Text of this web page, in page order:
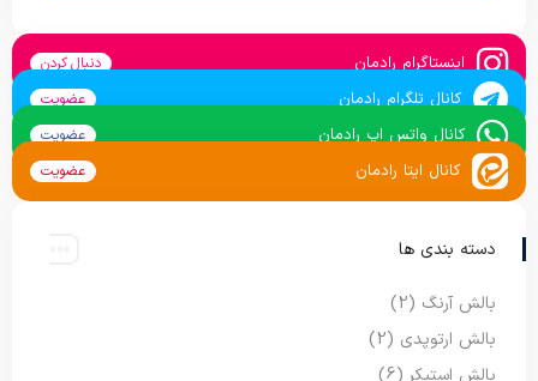
اینستاگرام رادمان دنبال کردن
کانال تلگرام رادمان عضویت
کانال واتس اپ رادمان عضویت
کانال ایتا رادمان عضویت
دسته بندی ها
بالش آرنگ (2)
بالش ارتوپدی (2)
بالش استیکر (6)